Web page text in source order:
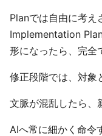
Planでは自由に考え
Implementation
形になったら、完全
修正段階では、対象
文脈が混乱したら、
AIへ常に細かく命令